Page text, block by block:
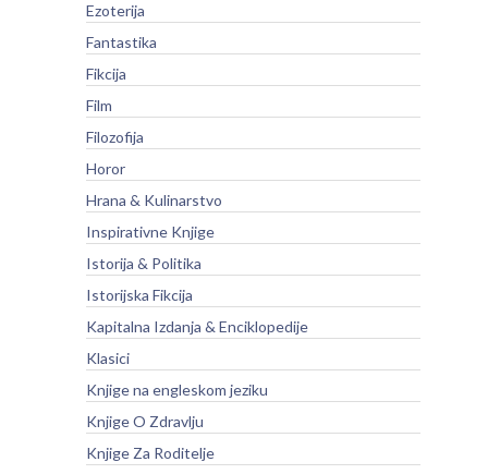
Ezoterija
Fantastika
Fikcija
Film
Filozofija
Horor
Hrana & Kulinarstvo
Inspirativne Knjige
Istorija & Politika
Istorijska Fikcija
Kapitalna Izdanja & Enciklopedije
Klasici
Knjige na engleskom jeziku
Knjige O Zdravlju
Knjige Za Roditelje